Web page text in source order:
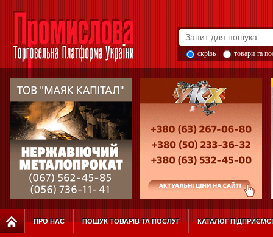
скрізь товари та
ПРО НАС ПОШУК ТОВАРІВ ТА ПОСЛУГ КАТАЛОГ